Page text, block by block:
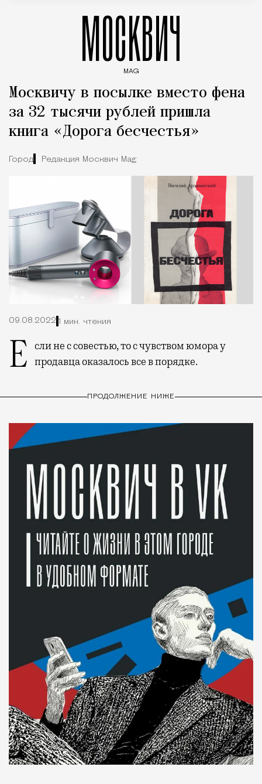
МОСКВИЧ
MAG
Москвичу в посылке вместо фена
за 32 тысячи рублей пришла
книга «Дорога бесчестья»
Город Редакция Москвич Mag
09.08.2022 1 мин. чтения
Если не с совестью, то с чувством юмора у продавца оказалось все в порядке.
ПРОДОЛЖЕНИЕ НИЖЕ